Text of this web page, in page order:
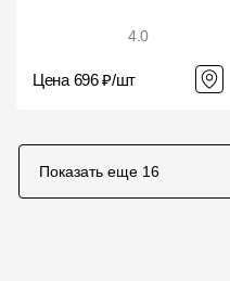
4.0
Цена 696 ₽/шт
Показать еще 16